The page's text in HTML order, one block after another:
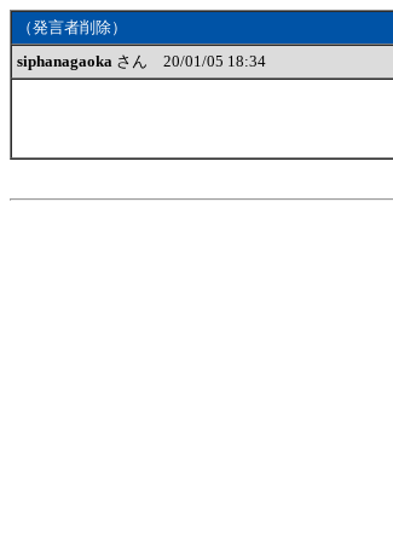
（発言者削除）
siphanagaoka さん 20/01/05 18:34